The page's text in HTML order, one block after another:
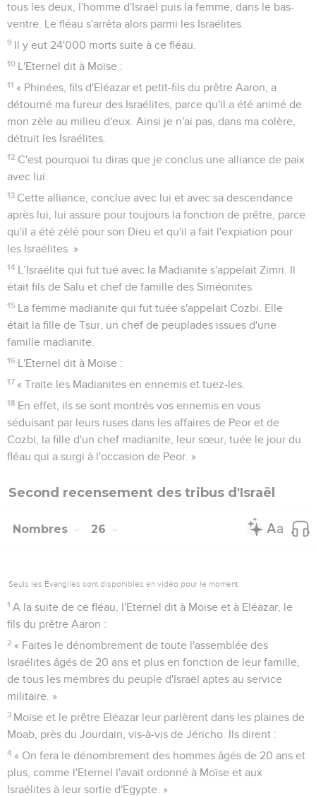
tous les deux, l'homme d'Israël puis la femme, dans le bas-
ventre. Le fléau s'arrêta alors parmi les Israélites.
9 Il y eut 24'000 morts suite à ce fléau.
10 L'Eternel dit à Moïse :
11 « Phinées, fils d'Eléazar et petit-fils du prêtre Aaron, a
détourné ma fureur des Israélites, parce qu'il a été animé de
mon zèle au milieu d'eux. Ainsi je n'ai pas, dans ma colère,
détruit les Israélites.
12 C'est pourquoi tu diras que je conclus une alliance de paix
avec lui.
13 Cette alliance, conclue avec lui et avec sa descendance
après lui, lui assure pour toujours la fonction de prêtre, parce
qu'il a été zélé pour son Dieu et qu'il a fait l'expiation pour
les Israélites. »
14 L’Israélite qui fut tué avec la Madianite s'appelait Zimri. Il
était fils de Salu et chef de famille des Siméonites.
15 La femme madianite qui fut tuée s'appelait Cozbi. Elle
était la fille de Tsur, un chef de peuplades issues d'une
famille madianite.
16 L'Eternel dit à Moïse :
17 « Traite les Madianites en ennemis et tuez-les.
18 En effet, ils se sont montrés vos ennemis en vous
séduisant par leurs ruses dans les affaires de Peor et de
Cozbi, la fille d'un chef madianite, leur sœur, tuée le jour du
fléau qui a surgi à l'occasion de Peor. »
Second recensement des tribus d'Israël
Nombres 26
Seuls les Évangiles sont disponibles en vidéo pour le moment.
1 A la suite de ce fléau, l'Eternel dit à Moïse et à Eléazar, le
fils du prêtre Aaron :
2 « Faites le dénombrement de toute l'assemblée des
Israélites âgés de 20 ans et plus en fonction de leur famille,
de tous les membres du peuple d'Israël aptes au service
militaire. »
3 Moïse et le prêtre Eléazar leur parlèrent dans les plaines de
Moab, près du Jourdain, vis-à-vis de Jéricho. Ils dirent :
4 « On fera le dénombrement des hommes âgés de 20 ans et
plus, comme l'Eternel l'avait ordonné à Moïse et aux
Israélites à leur sortie d'Egypte. »